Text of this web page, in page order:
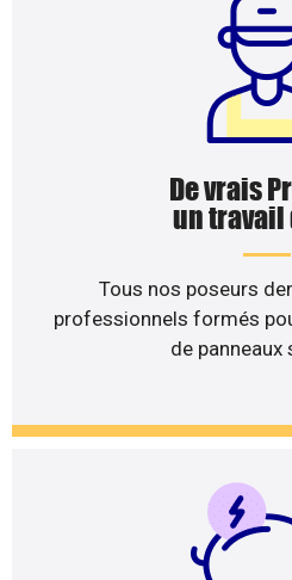
De vrais
un travail
Tous nos poseurs
professionnels formés
de panneaux